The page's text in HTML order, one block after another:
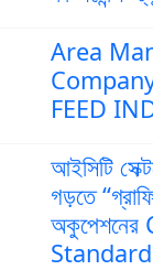
Area
FEED
আইসিটি
গড়তে